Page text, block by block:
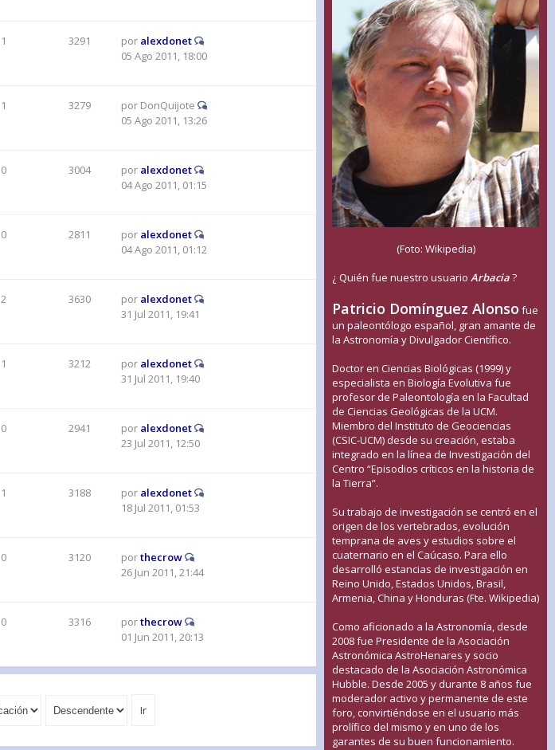
1 3291 por alexdonet
05 Ago 2011, 18:00
1 3279 por DonQuijote
05 Ago 2011, 13:26
0 3004 por alexdonet
04 Ago 2011, 01:15
0 2811 por alexdonet
04 Ago 2011, 01:12
2 3630 por alexdonet
31 Jul 2011, 19:41
1 3212 por alexdonet
31 Jul 2011, 19:40
0 2941 por alexdonet
23 Jul 2011, 12:50
1 3188 por alexdonet
18 Jul 2011, 01:53
0 3120 porthecrow
26 Jun 2011, 21:44
0 3316 porthecrow
01 Jun 2011, 20:13
(Foto: Wikipedia)
¿ Quién fue nuestro usuario Arbacia?
Patricio Domínguez Alonso fue
un paleontólogo español, gran amante de
la Astronomía y Divulgador Científico.
Doctor en Ciencias Biológicas (1999) y
especialista en Biología Evolutiva fue
profesor de Paleontología en la Facultad
de Ciencias Geológicas de la UCM.
Miembro del Instituto de Geociencias
(CSIC-UCM) desde su creación, estaba
integrado en la línea de Investigación del
Centro “Episodios críticos en la historia de
la Tierra”.
Su trabajo de investigación se centró en el
origen de los vertebrados, evolución
temprana de aves y estudios sobre el
cuaternario en el Caúcaso. Para ello
desarrolló estancias de investigación en
Reino Unido, Estados Unidos, Brasil,
Armenia, China y Honduras (Fte. Wikipedia)
Como aficionado a la Astronomía, desde
2008 fue Presidente de la Asociación
Astronómica AstroHenares y socio
destacado de la Asociación Astronómica
Hubble. Desde 2005 y durante 8 años fue
moderador activo y permanente de este
foro, convirtiéndose en el usuario más
prolífico del mismo y en uno de los
garantes de su buen funcionamiento.